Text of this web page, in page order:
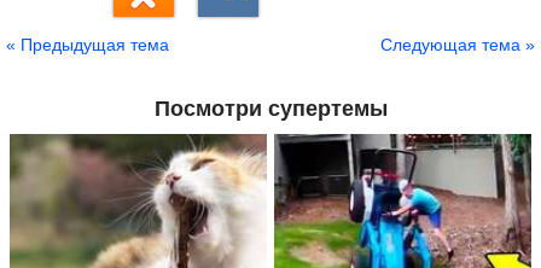
« Предыдущая тема Следующая тема »
Посмотри супертемы